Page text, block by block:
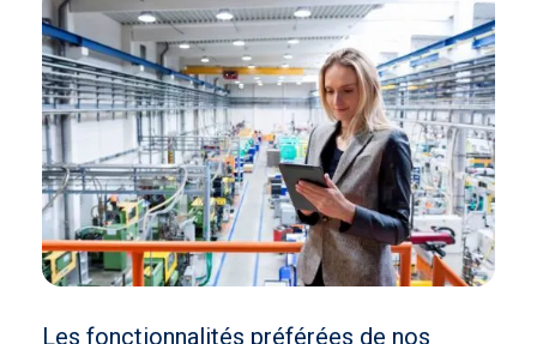
Les fonctionnalités préférées de nos